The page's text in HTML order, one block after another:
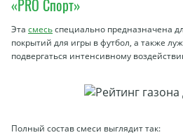
«PRO Спорт»
Эта смесьспециально предназначена
покрытий для игры в футбол, а также
подвергаться интенсивному
Полный состав смеси выглядит так: